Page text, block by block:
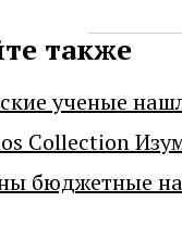
также
ученые
Collection
бюджетные